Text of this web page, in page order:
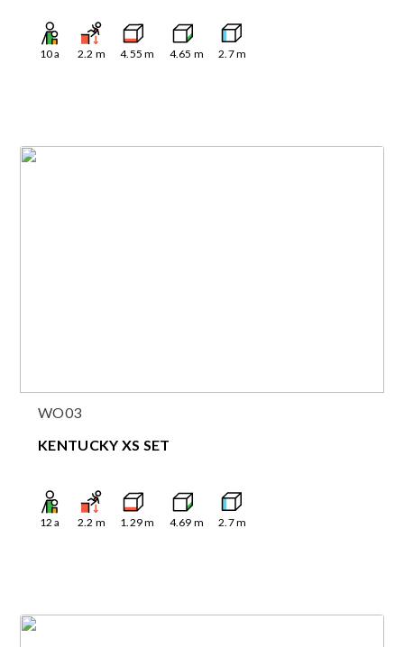
10a 2.2 m 4.55 m 4.65 m 2.7m
WO03
KENTUCKY XS SET
12 a 2.2 m 1.29m 4.69 m 2.7m